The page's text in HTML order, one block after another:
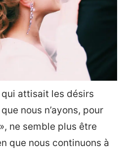
attisait les désirs
nous n’ayons, pour
ne semble plus être
que nous continuons à